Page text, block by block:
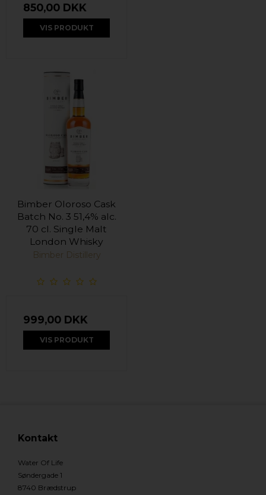
850,00 DKK
VIS PRODUKT
Bimber Oloroso Cask
Batch No. 3 51,4% alc.
70 cl. Single Malt
London Whisky
Bimber Distillery
999,00 DKK
VIS PRODUKT
Kontakt
Water Of Life
Søndergade 1
8740 Brædstrup